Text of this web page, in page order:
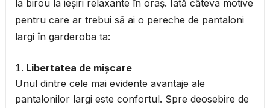
la birou la ieșiri relaxante în oraș. Iată câteva motive
pentru care ar trebui să ai o pereche de pantaloni
largi în garderoba ta:
Libertatea de mișcare
Unul dintre cele mai evidente avantaje ale
pantalonilor largi este confortul. Spre deosebire de